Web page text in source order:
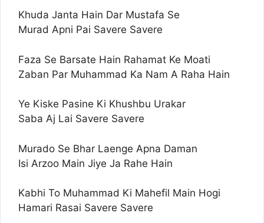
Khuda Janta Hain Dar Mustafa Se
Murad Apni Pai Savere Savere
Faza Se Barsate Hain Rahamat Ke Moati
Zaban Par Muhammad Ka Nam A Raha Hain
Ye Kiske Pasine Ki Khushbu Urakar
Saba Aj Lai Savere Savere
Murado Se Bhar Laenge Apna Daman
Isi Arzoo Main Jiye Ja Rahe Hain
Kabhi To Muhammad Ki Mahefil Main Hogi
Hamari Rasai Savere Savere